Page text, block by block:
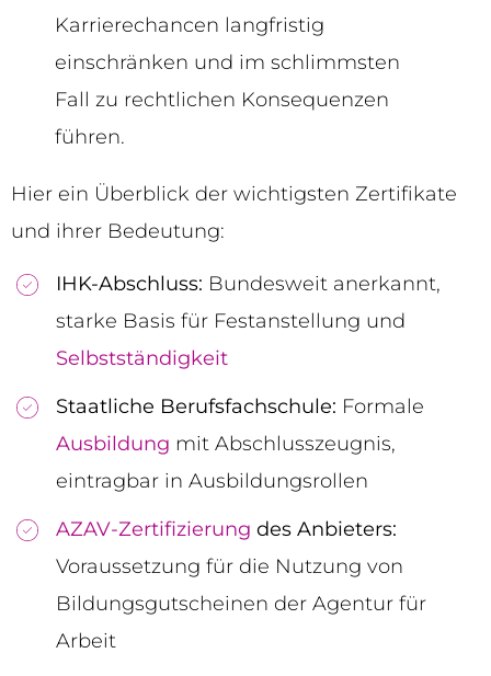
Karrierechancen langfristig
einschränken und im schlimmsten
Fall zu rechtlichen Konsequenzen
führen.
Hier ein Überblick der wichtigsten Zertifikate
und ihrer Bedeutung:
IHK-Abschluss: Bundesweit anerkannt,
starke Basis für Festanstellung und
Selbstständigkeit
Staatliche Berufsfachschule: Formale
Ausbildung mit Abschlusszeugnis,
eintragbar in Ausbildungsrollen
AZAV-Zertifizierung des Anbieters:
Voraussetzung für die Nutzung von
Bildungsgutscheinen der Agentur für
Arbeit